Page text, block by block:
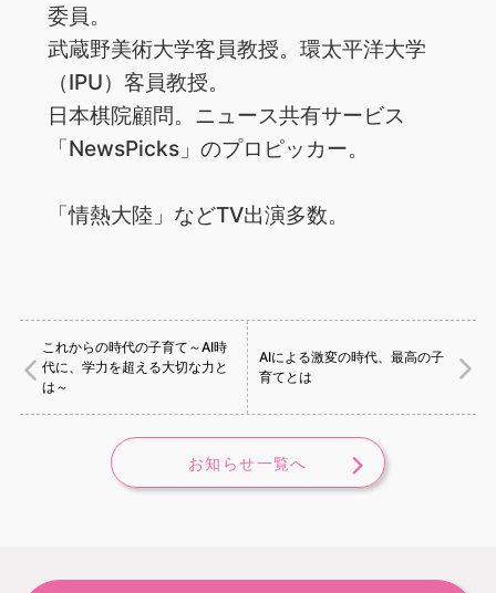
委員。
武蔵野美術大学客員教授。環太平洋大学
（IPU）客員教授。
日本棋院顧問。ニュース共有サービス
「NewsPicks」のプロピッカー。
「情熱大陸」などTV出演多数。
これからの時代の子育て～AI時
代に、学力を超える大切な力と
は～
AIによる激変の時代、最高の子
育てとは
お知らせ一覧へ